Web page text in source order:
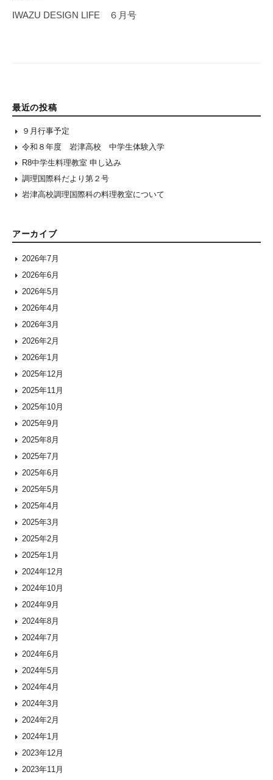
IWAZU DESIGN LIFE ６月号
最近の投稿
９月行事予定
令和８年度 岩津高校 中学生体験入学
R8中学生料理教室 申し込み
調理国際科だより第２号
岩津高校調理国際科の料理教室について
アーカイブ
2026年7月
2026年6月
2026年5月
2026年4月
2026年3月
2026年2月
2026年1月
2025年12月
2025年11月
2025年10月
2025年9月
2025年8月
2025年7月
2025年6月
2025年5月
2025年4月
2025年3月
2025年2月
2025年1月
2024年12月
2024年10月
2024年9月
2024年8月
2024年7月
2024年6月
2024年5月
2024年4月
2024年3月
2024年2月
2024年1月
2023年12月
2023年11月